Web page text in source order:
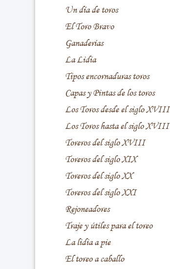
Un día de toros
El Toro Bravo
Ganaderías
La Lidia
Tipos encornaduras toros
Capas y Pintas de los toros
Los Toros desde el siglo XVIII
Los Toros hasta el siglo XVIII
Toreros del siglo XVIII
Toreros del siglo XIX
Toreros del siglo XX
Toreros del siglo XXI
Rejoneadores
Traje y útiles para el toreo
La lidia a pie
El toreo a caballo